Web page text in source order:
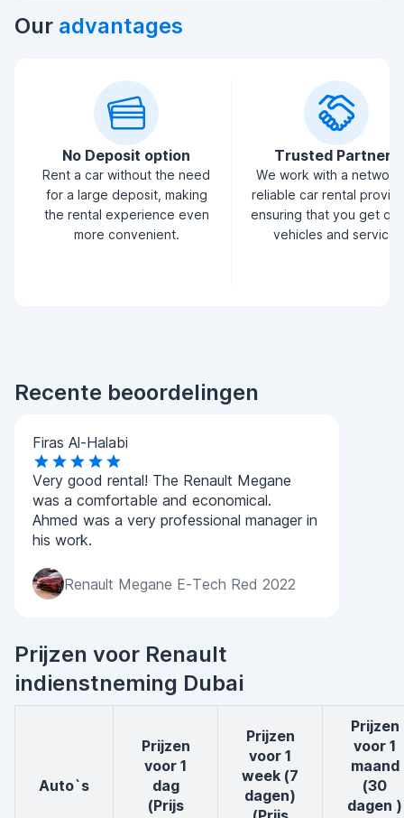
Our advantages
No Deposit option
Rent a car without the need
for a large deposit, making
the rental experience even
more convenient.
Trusted Partners
We work with a
reliable car rental
ensuring that you get
vehicles and service.
Recente beoordelingen
Firas Al-Halabi
Very good rental! The Renault Megane
was a comfortable and economical.
Ahmed was a very professional manager in
his work.
Renault Megane E-Tech Red 2022
Prijzen voor Renault
indienstneming Dubai
auto`s
Prijzen
voor 1
dag
(Prijs
Prijzen
voor 1
week (7
dagen)
prijzen
voor 1
maand
(30
dagen )